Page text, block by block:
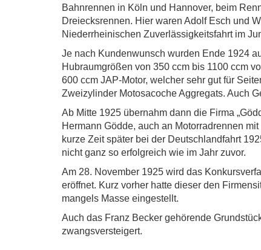
Bahnrennen in Köln und Hannover, beim
Dreiecksrennen. Hier waren Adolf Esch und
Niederrheinischen Zuverlässigkeitsfahrt im
Je nach Kundenwunsch wurden Ende 1924
Hubraumgrößen von 350 ccm bis 1100 ccm
600 ccm JAP-Motor, welcher sehr gut für
Zweizylinder Motosacoche Aggregats. Auch
Ab Mitte 1925 übernahm dann die Firma
Hermann Gödde, auch an Motorradrennen
kurze Zeit später bei der Deutschlandfahrt
nicht ganz so erfolgreich wie im Jahr zuvor.
Am 28. November 1925 wird das
eröffnet. Kurz vorher hatte dieser den
mangels Masse eingestellt.
Auch das Franz Becker gehörende
zwangsversteigert.